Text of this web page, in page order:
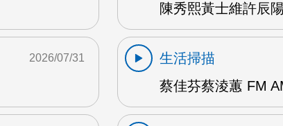
陳秀熙黃士維許辰
2026/07/31
生活掃描
蔡佳芬蔡淩蕙 FM